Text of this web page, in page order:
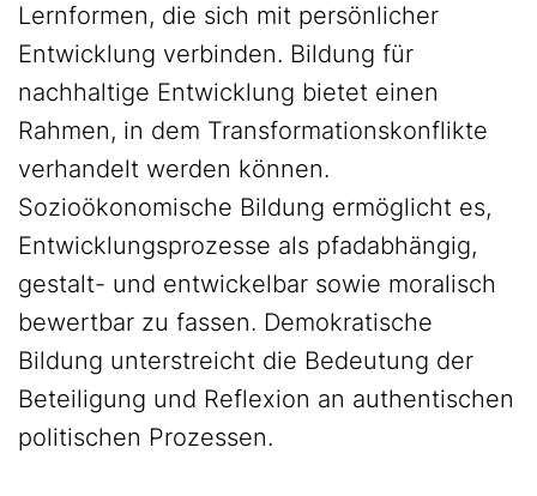
Lernformen, die sich mit persönlicher
Entwicklung verbinden. Bildung für
nachhaltige Entwicklung bietet einen
Rahmen, in dem Transformationskonflikte
verhandelt werden können.
Sozioökonomische Bildung ermöglicht es,
Entwicklungsprozesse als pfadabhängig,
gestalt- und entwickelbar sowie moralisch
bewertbar zu fassen. Demokratische
Bildung unterstreicht die Bedeutung der
Beteiligung und Reflexion an authentischen
politischen Prozessen.